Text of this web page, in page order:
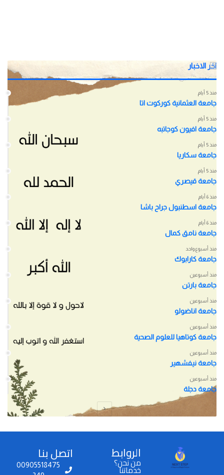
اخر الاخبار
منذ 5 أيام
جامعة العثمانية كوركوت اتا
منذ 5 أيام
جامعة افيون كوجاتبه
منذ 5 أيام
جامعة سكاريا
منذ 5 أيام
جامعة قيصري
منذ 6 أيام
جامعة اسطنبول جراح باشا
منذ 6 أيام
جامعة نامق كمال
منذ أسبوع واحد
جامعة كارابوك
منذ أسبوعين
جامعة بارتن
منذ أسبوعين
جامعة اناضولو
منذ أسبوعين
جامعة كوتاهيا للعلوم الصحية
منذ أسبوعين
جامعة نيفشهير
منذ أسبوعين
جامعة دجلة
الروابط
من نحن؟
خدماتنا
اتصل بنا
00905518475